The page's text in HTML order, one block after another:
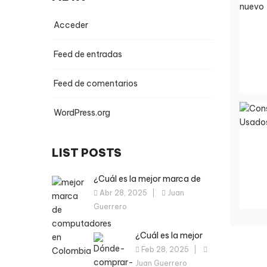
Acceder
Feed de entradas
Feed de comentarios
WordPress.org
LIST POSTS
¿Cuál es la mejor marca de
computador en Colombia?
Descúbrelo aquí
Abr 28, 2025
Juan
Guerrero
¿Cuál es la mejor
marca de portátil
en Colombia? Guía
Feb 28, 2025
Juan Guerrero